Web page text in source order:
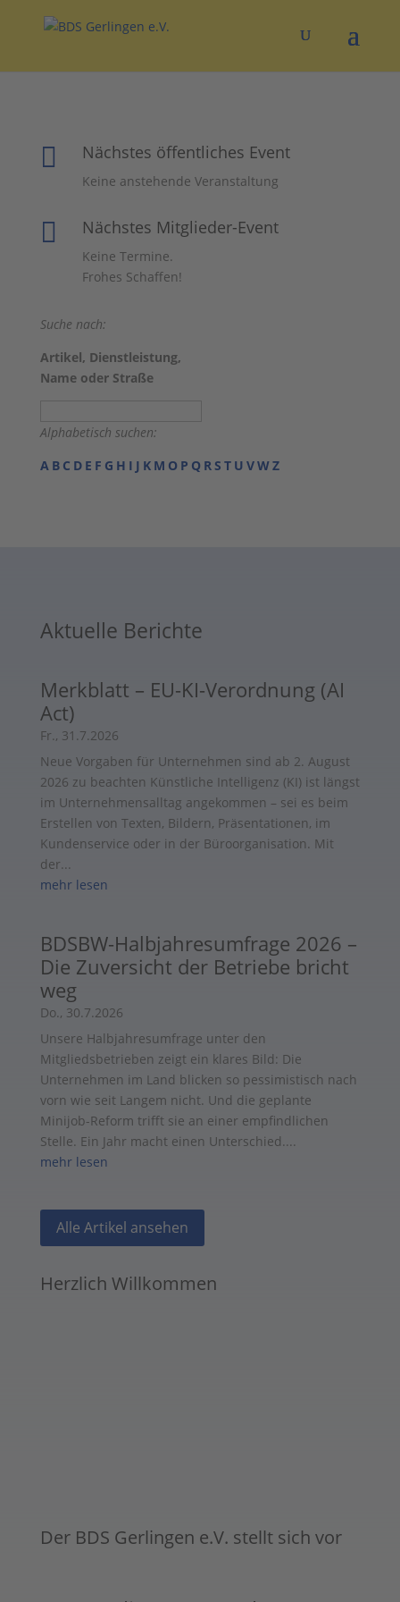
 Nächstes öffentliches Event
Keine anstehende Veranstaltung
 Nächstes Mitglieder-Event
Keine Termine.
Frohes Schaffen!
Suche nach:
Artikel, Dienstleistung,
Name oder Straße
Alphabetisch suchen:
A B C D E F G H I J K M O P Q RS T U VWZ
Aktuelle Berichte
Merkblatt – EU-KI-Verordnung (AI
Act)
Fr., 31.7.2026
Neue Vorgaben für Unternehmen sind ab 2. August
2026 zu beachten Künstliche Intelligenz (KI) ist längst
im Unternehmensalltag angekommen – sei es beim
Erstellen von Texten, Bildern, Präsentationen, im
Kundenservice oder in der Büroorganisation. Mit
der...
mehr lesen
BDSBW-Halbjahresumfrage 2026 –
Die Zuversicht der Betriebe bricht
weg
Do., 30.7.2026
Unsere Halbjahresumfrage unter den
Mitgliedsbetrieben zeigt ein klares Bild: Die
Unternehmen im Land blicken so pessimistisch nach
vorn wie seit Langem nicht. Und die geplante
Minijob-Reform trifft sie an einer empfindlichen
Stelle. Ein Jahr macht einen Unterschied....
mehr lesen
Alle Artikel ansehen
Herzlich Willkommen
Der BDS Gerlingen e.V. stellt sich vor